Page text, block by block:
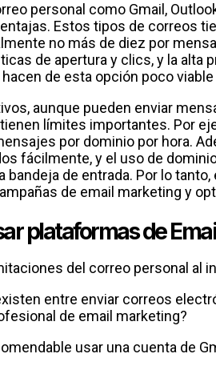
personal como Gmail,
Estos tipos de correos
no más de diez por
de apertura y clics, y la alta
de esta opción poco
aunque pueden enviar
límites importantes. Por
por dominio por hora.
fácilmente, y el uso de
bandeja de entrada. Por lo
de email marketing y
plataformas de
del correo personal al
entre enviar correos
de email marketing?
usar una cuenta de